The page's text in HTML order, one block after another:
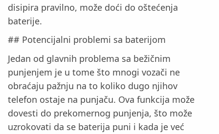
disipira pravilno, može doći do oštećenja
baterije.
## Potencijalni problemi sa baterijom
Jedan od glavnih problema sa bežičnim
punjenjem je u tome što mnogi vozači ne
obraćaju pažnju na to koliko dugo njihov
telefon ostaje na punjaču. Ova funkcija može
dovesti do prekomernog punjenja, što može
uzrokovati da se baterija puni i kada je već